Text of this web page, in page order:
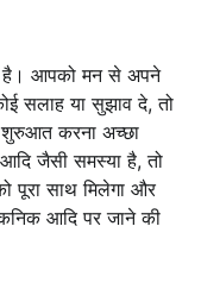
है। आपको मन से अपने
सलाह या सुझाव दे, तो
करना अच्छा
जैसी समस्या है, तो
पूरा साथ मिलेगा और
आदि पर जाने की